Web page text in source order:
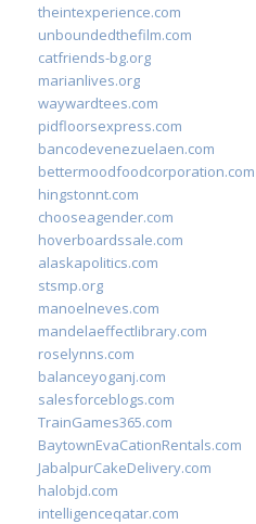
theintexperience.com
unboundedthefilm.com
catfriends-bg.org
marianlives.org
waywardtees.com
pidfloorsexpress.com
bancodevenezuelaen.com
bettermoodfoodcorporation.com
hingstonnt.com
chooseagender.com
hoverboardssale.com
alaskapolitics.com
stsmp.org
manoelneves.com
mandelaeffectlibrary.com
roselynns.com
balanceyoganj.com
salesforceblogs.com
TrainGames365.com
BaytownEvaCationRentals.com
JabalpurCakeDelivery.com
halobjd.com
intelligenceqatar.com